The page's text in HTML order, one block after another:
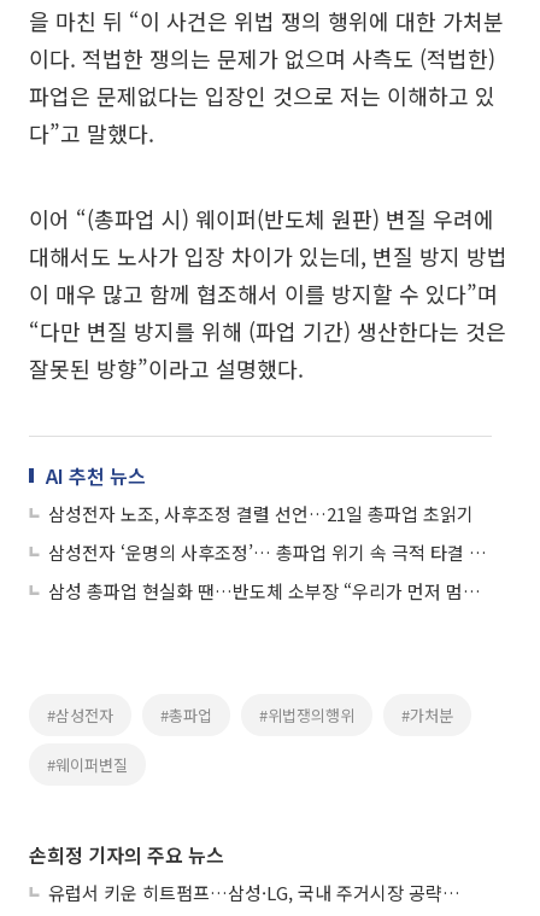
을 마친 뒤 “이 사건은 위법 쟁의 행위에 대한 가처분
이다. 적법한 쟁의는 문제가 없으며 사측도 (적법한)
파업은 문제없다는 입장인 것으로 저는 이해하고 있
다”고 말했다.
이어 “(총파업 시) 웨이퍼(반도체 원판) 변질 우려에
대해서도 노사가 입장 차이가 있는데, 변질 방지 방법
이 매우 많고 함께 협조해서 이를 방지할 수 있다”며
“다만 변질 방지를 위해 (파업 기간) 생산한다는 것은
잘못된 방향”이라고 설명했다.
AI 추천 뉴스
삼성전자 노조, 사후조정 결렬 선언…21일 총파업 초읽기
삼성전자 ‘운명의 사후조정’… 총파업 위기 속 극적 타결 이뤄낼까
삼성 총파업 현실화 땐…반도체 소부장 “우리가 먼저 멈춘다”
#삼성전자 #총파업 #위법쟁의행위 #가처분
#웨이퍼변질
손희정 기자의 주요 뉴스
유럽서 키운 히트펌프…삼성·LG, 국내 주거시장 공략 ‘속도’